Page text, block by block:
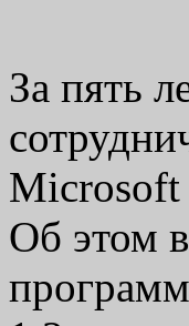
За пять
Microsoft
Об этом